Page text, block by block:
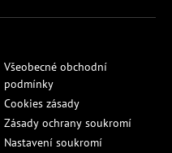
Všeobecné obchodní
podmínky
Cookies zásady
Zásady ochrany soukromí
Nastavení soukromí